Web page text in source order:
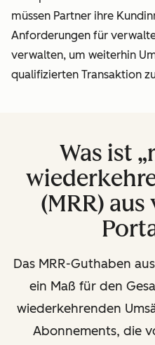
müssen Partner ihre
Anforderungen für
verwalten, um weiterhin
qualifizierten Transaktion
Was ist
(MRR)
Das MRR-Guthaben
ein Maß für den
wiederkehrenden
Abonnements, die